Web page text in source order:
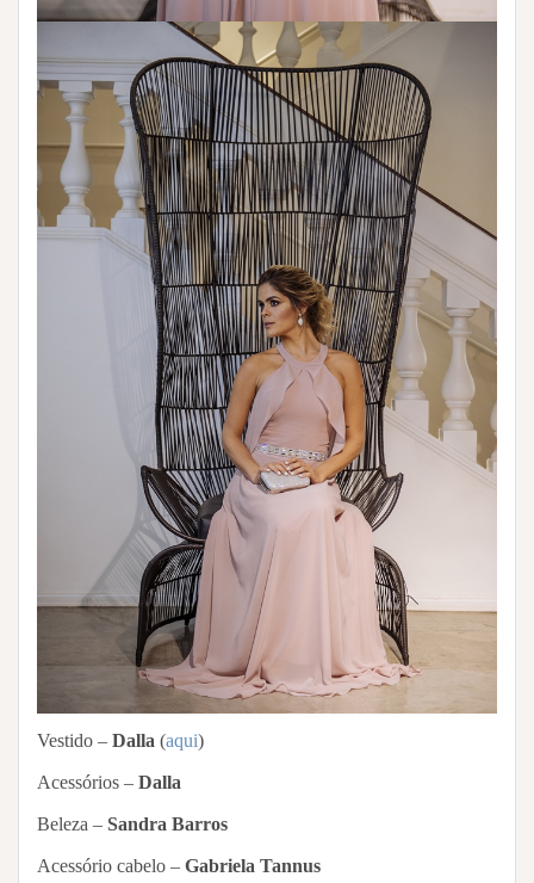
Vestido – Dalla (aqui)
Acessórios – Dalla
Beleza – Sandra Barros
Acessório cabelo – Gabriela Tannus